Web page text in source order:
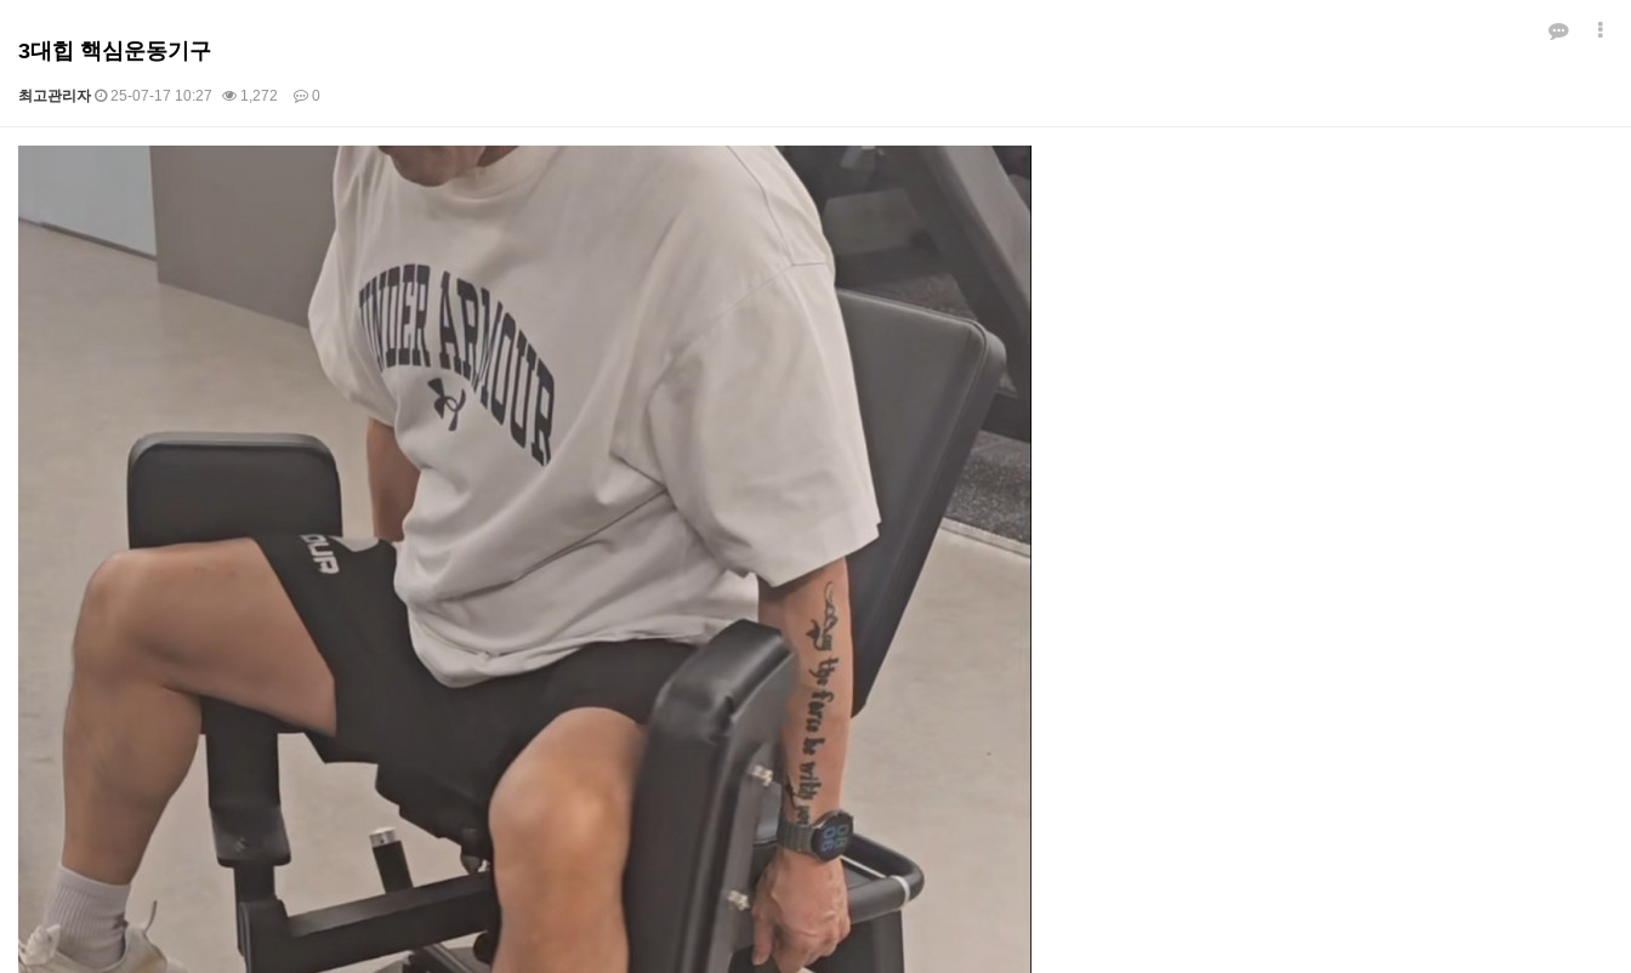
3대힙 핵심운동기구
최고관리자 25-07-17 10:27 1,272 0